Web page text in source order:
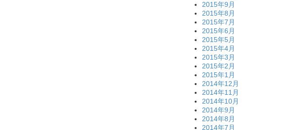
2015年9月
2015年8月
2015年7月
2015年6月
2015年5月
2015年4月
2015年3月
2015年2月
2015年1月
2014年12月
2014年11月
2014年10月
2014年9月
2014年8月
2014年7月